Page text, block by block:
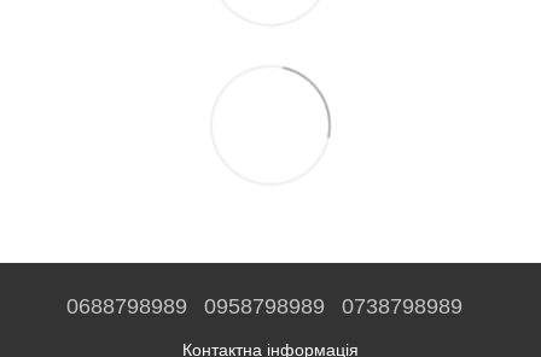
0688798989 0958798989 0738798989
Контактна інформація